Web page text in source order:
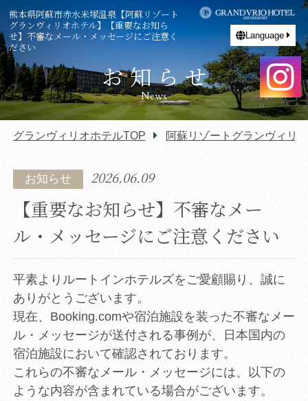
熊本県阿蘇市赤水米塚温泉【阿蘇リゾート
グランヴィリオホテル】【重要なお知ら
せ】不審なメール・メッセージにご注意く
ださい
お知らせ
News
Language
グランヴィリオホテルTOP 阿蘇リゾートグランヴィリ
お知らせ 2026.06.09
【重要なお知らせ】不審なメー
ル・メッセージにご注意ください
平素よりルートインホテルズをご愛顧賜り、誠に
ありがとうございます。
現在、Booking.comや宿泊施設を装った不審なメー
ル・メッセージが送付される事例が、日本国内の
宿泊施設において確認されております。
これらの不審なメール・メッセージには、以下の
ような内容が含まれている場合がございます。